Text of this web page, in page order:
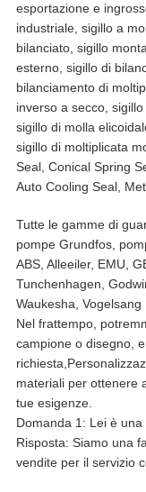
esportazione e
industriale, sigillo a
bilanciato, sigillo
esterno, sigillo di
bilanciamento di
inverso a secco,
sigillo di molla
sigillo di moltiplicata
Seal, Conical Spring
Auto Cooling Seal,
Tutte le gamme di
pompe Grundfos,
ABS, Alleeiler, EMU,
Tunchenhagen,
Waukesha, Vogelsang
Nel frattempo,
campione o disegno,
materiali per ottenere
tue esigenze.
Domanda 1: Lei è
Risposta: Siamo una
vendite per il servizio